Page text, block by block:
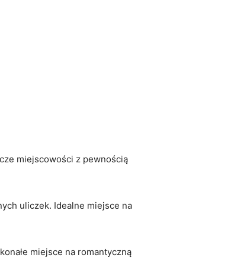
miejscowości z pewnością
uliczek. Idealne miejsce na
miejsce na romantyczną